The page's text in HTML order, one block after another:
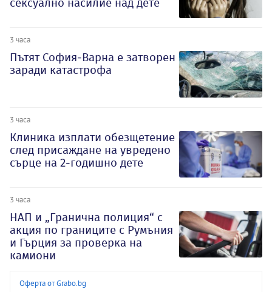
сексуално насилие над дете
3 часа
Пътят София-Варна е затворен
заради катастрофа
3 часа
Клиника изплати обезщетение
след присаждане на увредено
сърце на 2-годишно дете
3 часа
НАП и „Гранична полиция“ с
акция по границите с Румъния
и Гърция за проверка на
камиони
Оферта от Grabo.bg